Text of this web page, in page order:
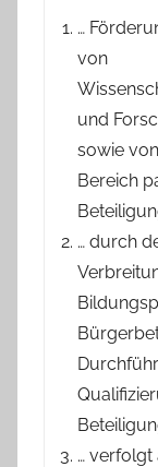
…
von
und
sowie
Bereich
… durch
…